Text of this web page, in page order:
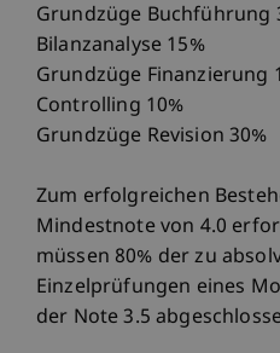
Grundzüge Buchführung
Bilanzanalyse 15%
Grundzüge Finanzierung
Controlling 10%
Grundzüge Revision 30%
Zum erfolgreichen
Mindestnote von 4.0
müssen 80% der zu
Einzelprüfungen eines
der Note 3.5